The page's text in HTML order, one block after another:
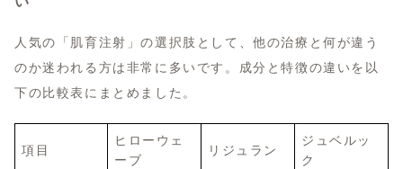
人気の「肌育注射」の選択肢として、他の治療と何が違う
のか迷われる方は非常に多いです。成分と特徴の違いを以
下の比較表にまとめました。
項目
ヒローウェ
ーブ
リジュラン
ジュベルッ
ク